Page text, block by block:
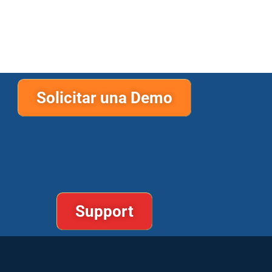
Solicitar una Demo
Support